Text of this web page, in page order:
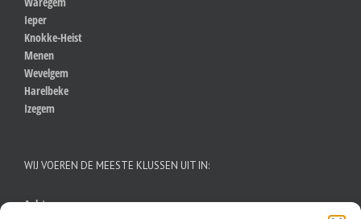
Ieper
Knokke-Heist
Menen
Wevelgem
Harelbeke
Izegem
WIJ VOEREN DE MEESTE KLUSSEN UIT IN:
Aalst